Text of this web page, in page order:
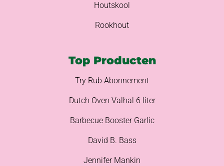
Houtskool
Rookhout
Top Producten
Try Rub Abonnement
Dutch Oven Valhal 6 liter
Barbecue Booster Garlic
David B. Bass
Jennifer Mankin